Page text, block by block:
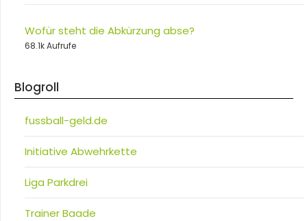
Wofür steht die Abkürzung abse?
68.1k Aufrufe
Blogroll
fussball-geld.de
Initiative Abwehrkette
Liga Parkdrei
Trainer Baade